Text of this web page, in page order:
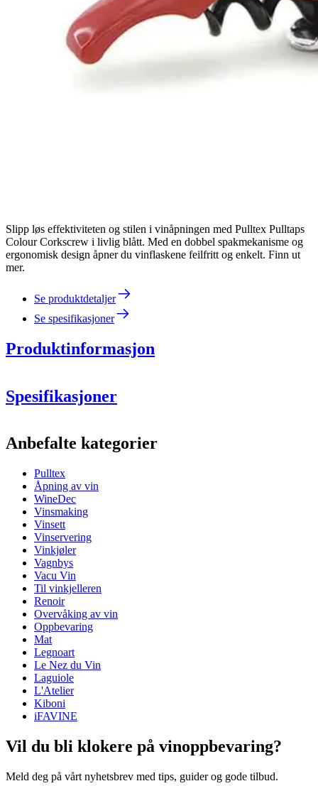
Slipp løs effektiviteten og stilen i vinåpningen med Pulltex Pulltaps
Colour Corkscrew i livlig blått. Med en dobbel spakmekanisme og
ergonomisk design åpner du vinflaskene feilfritt og enkelt. Finn ut
mer.
Se produktdetaljer
Se spesifikasjoner
Produktinformasjon
Spesifikasjoner
Produktnummer109-133-00
Dimensjoner (BxHxD cm)
Vekt (kg)
Høyde (cm)
Dybde (cm)
Anbefalte kategorier
Pulltex
Åpning av vin
WineDec
Vinsmaking
Vinsett
Vinservering
Vinkjøler
Vagnbys
Vacu Vin
Til vinkjelleren
Renoir
Overvåking av vin
Oppbevaring
Mat
Legnoart
Le Nez du Vin
Laguiole
L'Atelier
Kiboni
iFAVINE
Vil du bli klokere på vinoppbevaring?
Meld deg på vårt nyhetsbrev med tips, guider og gode tilbud.